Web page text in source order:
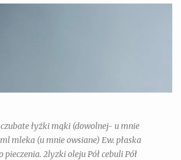
łyżki mąki (dowolnej- u mnie
mleka (u mnie owsiane) Ew. płaska
pieczenia. 2lyzki oleju Pół cebuli Pół